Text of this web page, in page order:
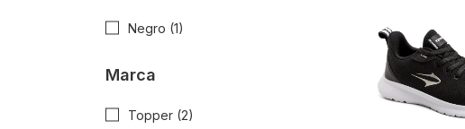
Negro (1)
Marca
Topper (2)